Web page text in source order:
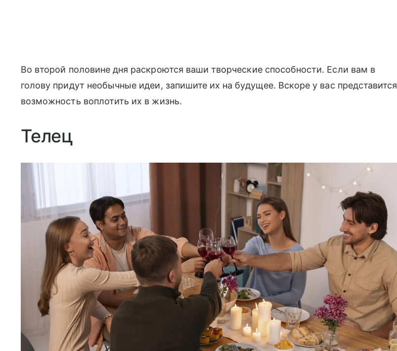
Во второй половине дня раскроются ваши творческие способности. Если вам в
голову придут необычные идеи, запишите их на будущее. Вскоре у вас представится
возможность воплотить их в жизнь.
Телец